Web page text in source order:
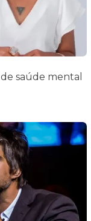
saúde mental